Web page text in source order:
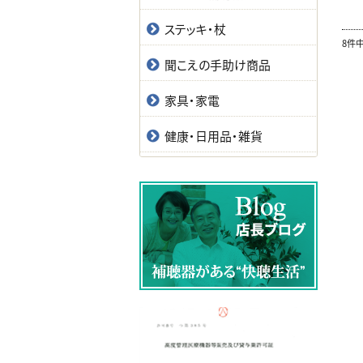
8件
ステッキ・杖
聞こえの手助け商品
家具・家電
健康・日用品・雑貨